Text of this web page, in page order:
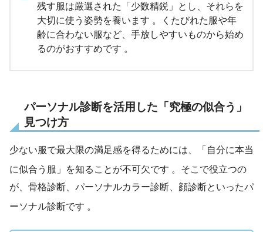
残す服は厳選された「少数精鋭」とし、それらを
大切に使う姿勢を養います 。くたびれた服や年
齢に合わない服など、手放しやすいものから始め
るのがおすすめです 。
パーソナル診断を活用した「究極の似合う」
見つけ方
少ない服で最大限の満足感を得るためには、「自分に本当
に似合う服」を知ることが不可欠です 。そこで役立つの
が、骨格診断、パーソナルカラー診断、顔診断といったパ
ーソナル診断です 。